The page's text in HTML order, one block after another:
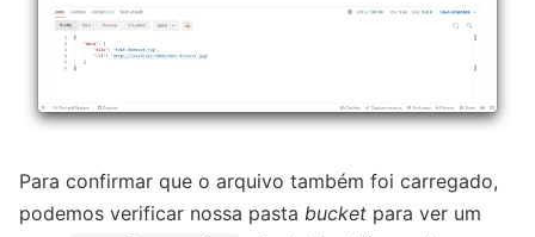
Para confirmar que o arquivo também foi carregado,
podemos verificar nossa pasta bucket para ver um